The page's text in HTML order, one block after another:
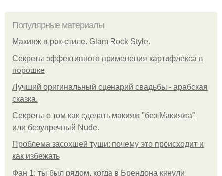
Популярные материалы
Макияж в рок-стиле. Glam Rock Style.
Секреты эффективного применения картифлекса в
порошке
Лучший оригинальный сценарий свадьбы - арабская
сказка.
Секреты о том как сделать макияж "без Макияжа"
или безупречный Nude.
Проблема засохшей туши: почему это происходит и
как избежать
Фан 1: ты был рядом, когда в Брендона кинули